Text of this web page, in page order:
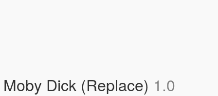
Moby Dick (Replace) 1.0